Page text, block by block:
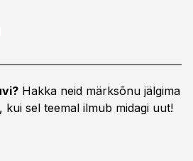
Hakka neid märksõnu jälgima
kui sel teemal ilmub midagi uut!